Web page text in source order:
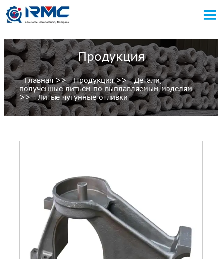

Продукция
Главная>> Продукция>> Детали,
полученные литьем по выплавляемым моделям
>> Литые чугунные отливки